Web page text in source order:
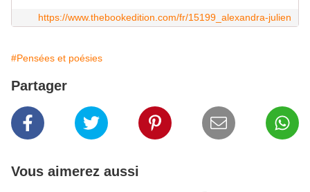
https://www.thebookedition.com/fr/15199_alexandra-julien
#Pensées et poésies
Partager
Vous aimerez aussi